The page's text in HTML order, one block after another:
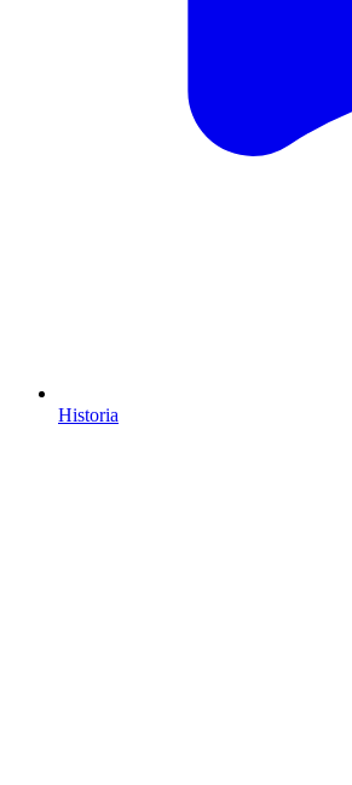
Historia